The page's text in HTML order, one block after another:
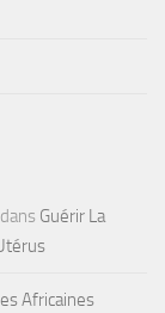
dans Guérir La
Africaines